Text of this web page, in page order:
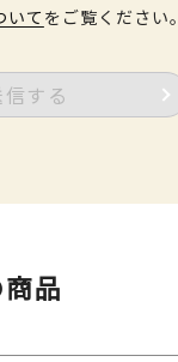
いてをご覧ください。
する
品